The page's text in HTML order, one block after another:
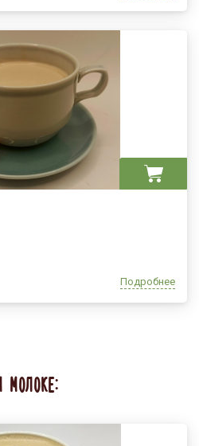
Подробнее
МОЛОКЕ: